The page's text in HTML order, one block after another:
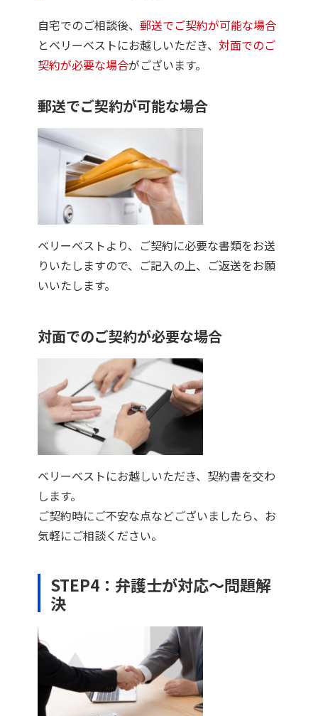
自宅でのご相談後、 郵送でご契約が可能な場合
とベリーベストにお越しいただき、 対面でのご
契約が必要な場合がございます。
郵送でご契約が可能な場合
ベリーベストより、ご契約に必要な書類をお送
りいたしますので、ご記入の上、ご返送をお願
いいたします。
対面でのご契約が必要な場合
ベリーベストにお越しいただき、契約書を交わ
します。
ご契約時にご不安な点などございましたら、お
気軽にご相談ください。
STEP4：弁護士が対応～問題解
決